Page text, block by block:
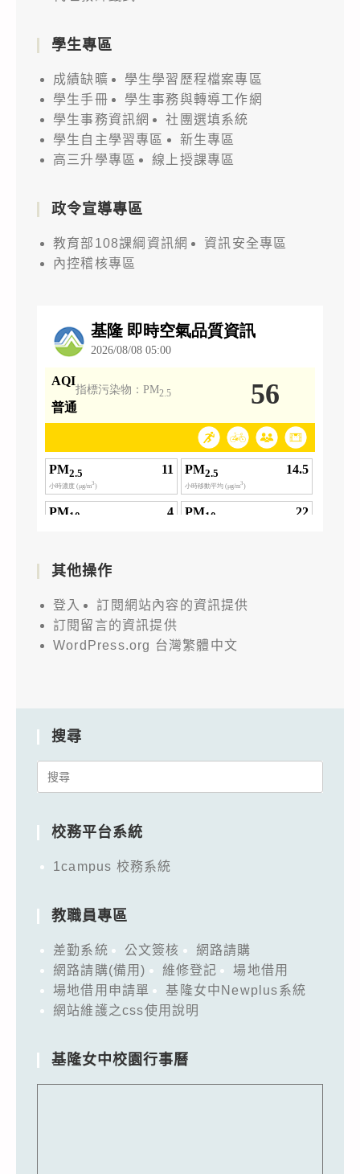
告
知，
並
鼓
勵
生
躍
報
加，
請
查
校
推
廣
說
明
詳
如
說
明，
照。
協
轉
知
研
習
並
鼓
勵
踴
躍
加，
請
照。
學生專區
成績缺曠
學生學習歷程檔案專區
學生手冊
學生事務與轉導工作網
學生事務資訊網
社團選填系統
學生自主學習專區
新生專區
高三升學專區
線上授課專區
政令宣導專區
教育部108課綱資訊網
資訊安全專區
內控稽核專區
其他操作
登入
訂閱網站內容的資訊提供
訂閱留言的資訊提供
WordPress.org 台灣繁體中文
搜尋
Search
校務平台系統
1campus 校務系統
教職員專區
差勤系統 公文簽核
網路請購
網路請購(備用)
維修登記
場地借用
場地借用申請單
基隆女中Newplus系統
網站維護之css使用說明
基隆女中校園行事曆